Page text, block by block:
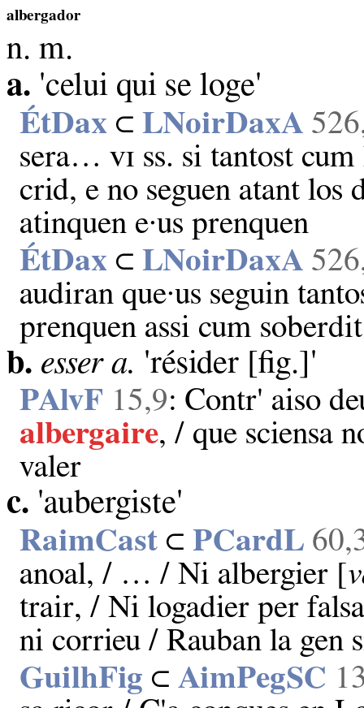
albergador
n. m.
a. 'celui qui se loge'
ÉtDax ⊂LNoirDaxA
sera… ᴠɪ ss. si tantost
crid, e no seguen atant los
atinquen e·us prenquen
ÉtDax ⊂LNoirDaxA
audiran que·us seguin
prenquen assi cum
b. esser a. 'résider [fig.]'
PAlvF 15,9: Contr' aiso
albergaire, / que sciensa
valer
c. 'aubergiste'
RaimCast ⊂PCardL
anoal, / … / Ni albergier [
trair, / Ni logadier per
ni corrieu / Rauban la gen
GuilhFig ⊂AimPegSC